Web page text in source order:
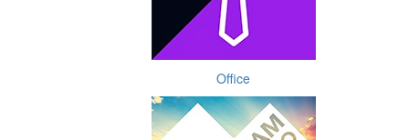
Office